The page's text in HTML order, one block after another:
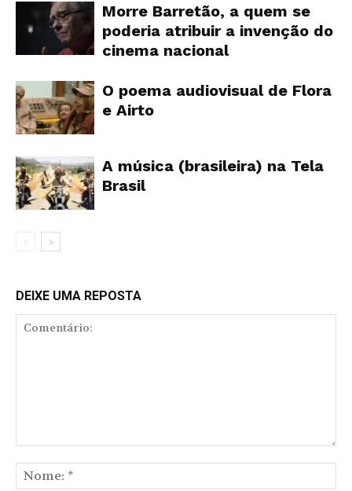
Morre Barretão, a quem se
poderia atribuir a invenção do
cinema nacional
O poema audiovisual de Flora
e Airto
A música (brasileira) na Tela
Brasil
DEIXE UMA REPOSTA